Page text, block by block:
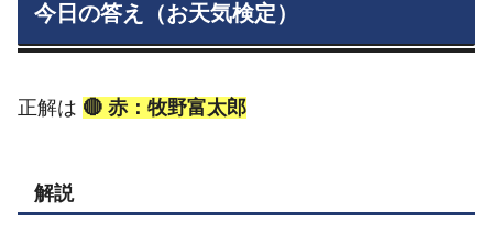
今日の答え（お天気検定）
正解は 🔴 赤：牧野富太郎
解説